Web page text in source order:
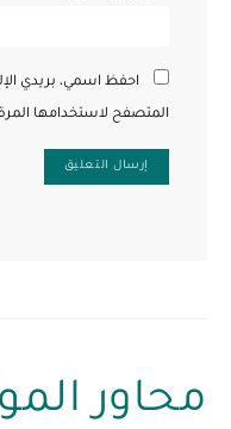
احفظ اسمي، بريدي
المتصفح لاستخدامها
محاور